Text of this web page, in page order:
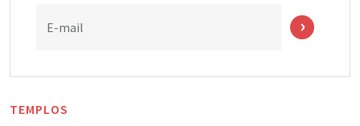
E-mail
TEMPLOS